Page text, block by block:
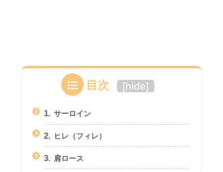
目次 [hide]
1. サーロイン
2. ヒレ（フィレ）
3. 肩ロース